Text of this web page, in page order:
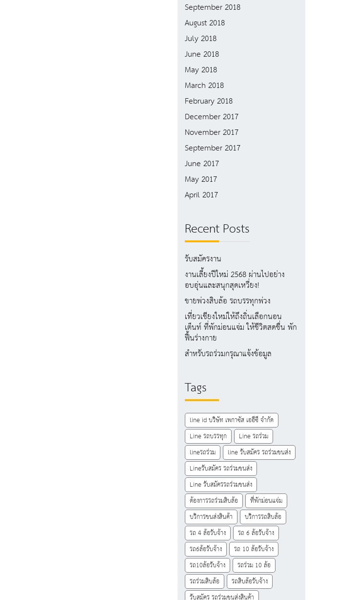
September 2018
August 2018
July 2018
June 2018
May 2018
March 2018
February 2018
December 2017
November 2017
September 2017
June 2017
May 2017
April 2017
Recent Posts
รับสมัครงาน
งานเลี้ยงปีใหม่ 2568 ผ่านไปอย่าง
อบอุ่นและสนุกสุดเหวี่ยง!
ขายพ่วงสิบล้อ รถบรรทุกพ่วง
เที่ยวเชียงใหม่ให้ถึงถิ่นเลือกนอน
เต็นท์ ที่พักม่อนแจ่ม ให้ชีวิตสดชื่น พัก
ฟื้นร่างกาย
สำหรับรถร่วมกรุณาแจ้งข้อมูล
Tags
line id บริษัท เพกาซัส เออีซี จำกัด
Line รถบรรทุก
Line รถร่วม
lineรถร่วม
line รับสมัคร รถร่วมขนส่ง
Lineรับสมัคร รถร่วมขนส่ง
Line รับสมัครรถร่วมขนส่ง
ต้องการรถร่วมสิบล้อ
ที่พักม่อนแจ่ม
บริการขนส่งสินค้า
บริการรถสิบล้อ
รถ 4 ล้อรับจ้าง
รถ 6 ล้อรับจ้าง
รถ6ล้อรับจ้าง
รถ 10 ล้อรับจ้าง
รถ10ล้อรับจ้าง
รถร่วม 10 ล้อ
รถร่วมสิบล้อ
รถสิบล้อรับจ้าง